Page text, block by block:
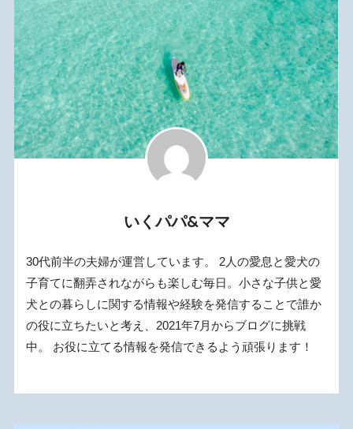
いくパパ&ママ
30代前半の夫婦が運営しています。 2人の愛息と愛犬の
子育てに翻弄されながらも楽しむ毎日。小さな子供と愛
犬との暮らしに関する情報や経験を発信することで誰か
の役に立ちたいと考え、2021年7月からブログに挑戦
中。 お役に立てる情報を発信できるよう頑張ります！